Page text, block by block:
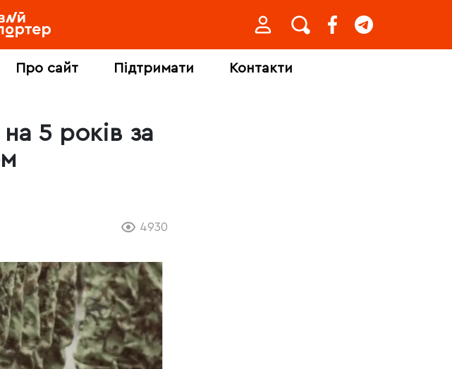
Про сайт Підтримати Контакти
5 років за
4930